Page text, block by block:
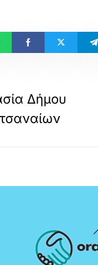
Δήμου